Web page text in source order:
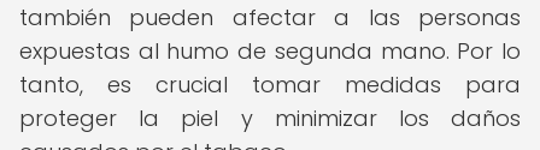
también pueden afectar a las personas
expuestas al humo de segunda mano. Por lo
tanto, es crucial tomar medidas para
proteger la piel y minimizar los daños